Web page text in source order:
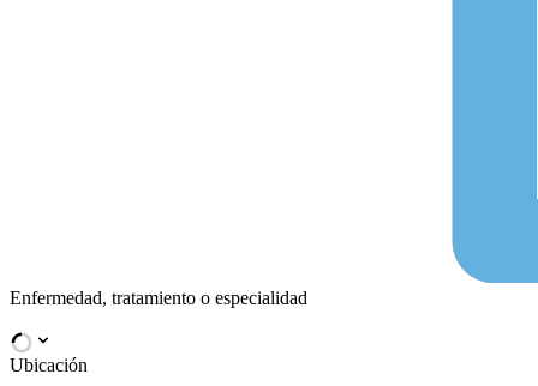
Enfermedad, tratamiento o especialidad
Ubicación